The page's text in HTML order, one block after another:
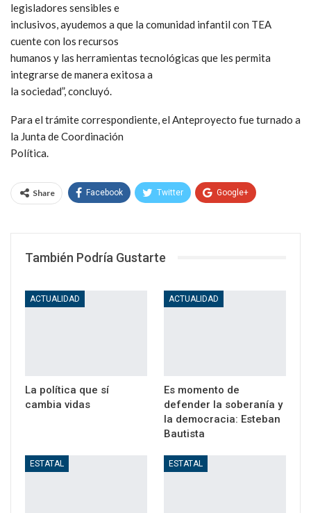
legisladores sensibles e
inclusivos, ayudemos a que la comunidad infantil con TEA
cuente con los recursos
humanos y las herramientas tecnológicas que les permita
integrarse de manera exitosa a
la sociedad”, concluyó.
Para el trámite correspondiente, el Anteproyecto fue turnado a
la Junta de Coordinación
Política.
Share Facebook Twitter Google+
También Podría Gustarte
ACTUALIDAD
La política que sí
cambia vidas
ACTUALIDAD
Es momento de
defender la soberanía y
la democracia: Esteban
Bautista
ESTATAL ESTATAL